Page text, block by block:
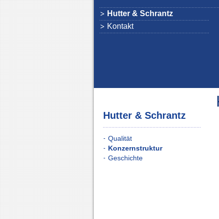
Hutter & Schrantz
Kontakt
Hutter & Schrantz
Qualität
Konzernstruktur
Geschichte